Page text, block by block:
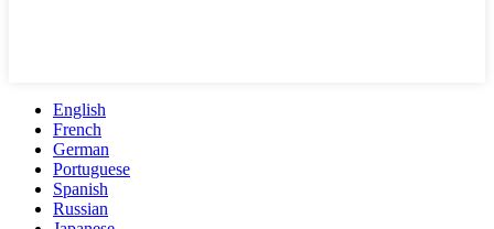
English
French
German
Portuguese
Spanish
Russian